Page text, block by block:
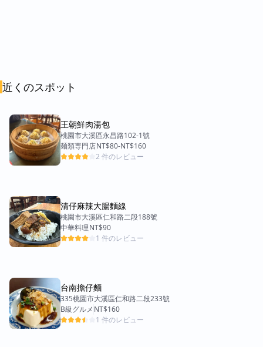
近くのスポット
王朝鮮肉湯包
桃園市大溪區永昌路102-1號
麺類専門店NT$80-NT$160
2 件のレビュー
清仔麻辣大腸麵線
桃園市大溪區仁和路二段188號
中華料理NT$90
1 件のレビュー
台南擔仔麵
335桃園市大溪區仁和路二段233號
B級グルメ NT$160
1 件のレビュー